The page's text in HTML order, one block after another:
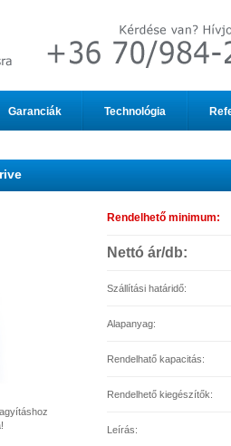
Garanciák Technológia
Rendelhető minimum:
Nettó ár/db:
Szállítási határidő:
Alapanyag:
Rendelhatő kapacitás:
Rendelhető kiegészítők:
Leírás: